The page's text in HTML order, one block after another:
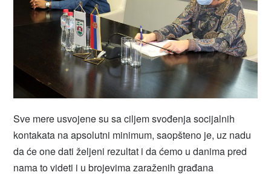
Sve mere usvojene su sa ciljem svođenja socijalnih
kontakata na apsolutni minimum, saopšteno je, uz nadu
da će one dati željeni rezultat i da ćemo u danima pred
nama to videti i u brojevima zaraženih građana